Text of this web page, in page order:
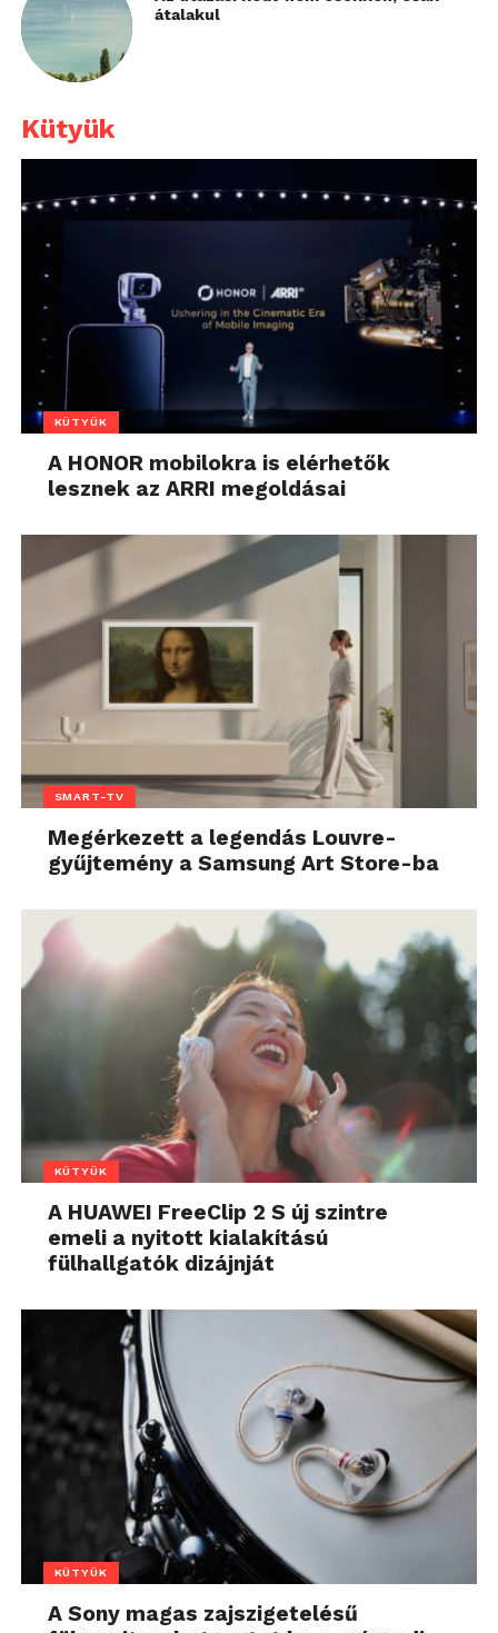
átalakul
Kütyük
KÜTYÜK
A HONOR mobilokra is elérhetők
lesznek az ARRI megoldásai
SMART-TV
Megérkezett a legendás Louvre-
gyűjtemény a Samsung Art Store-ba
KÜTYÜK
A HUAWEI FreeClip 2 S új szintre
emeli a nyitott kialakítású
fülhallgatók dizájnját
KÜTYÜK
A Sony magas zajszigetelésű